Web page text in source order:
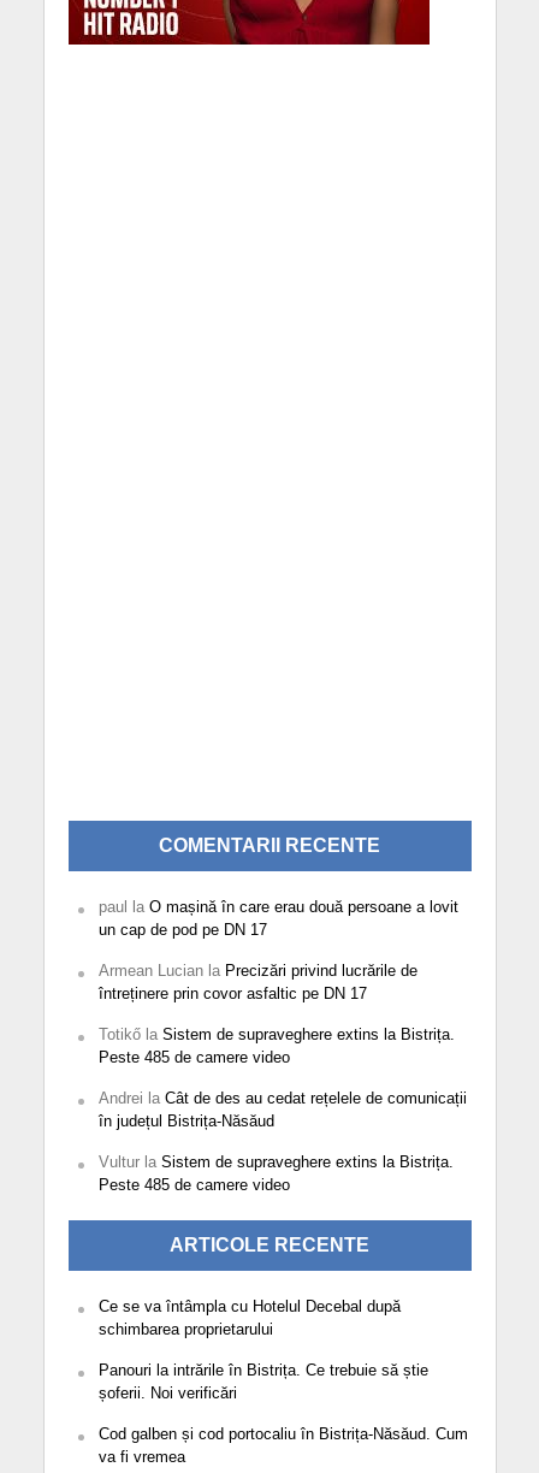
COMENTARII RECENTE
paul la O mașină în care erau două persoane a lovit
un cap de pod pe DN 17
Armean Lucianla Precizări privind lucrările de
întreținere prin covor asfaltic pe DN 17
Totikőla Sistem de supraveghere extins la Bistrița.
Peste 485 de camere video
Andrei la Cât de des au cedat rețelele de comunicații
în județul Bistrița-Năsăud
Vulturla Sistem de supraveghere extins la Bistrița.
Peste 485 de camere video
ARTICOLE RECENTE
Ce se va întâmpla cu Hotelul Decebal după
schimbarea proprietarului
Panouri la intrările în Bistrița. Ce trebuie să știe
șoferii. Noi verificări
Cod galben și cod portocaliu în Bistrița-Năsăud. Cum
va fi vremea